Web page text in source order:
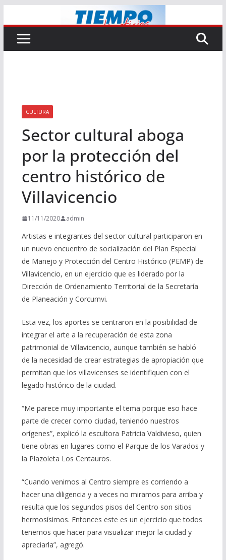
al
contenido
CULTURA
Sector cultural aboga
por la protección del
centro histórico de
Villavicencio
11/11/2020 admin
Artistas e integrantes del sector cultural participaron en
un nuevo encuentro de socialización del Plan Especial
de Manejo y Protección del Centro Histórico (PEMP) de
Villavicencio, en un ejercicio que es liderado por la
Dirección de Ordenamiento Territorial de la Secretaría
de Planeación y Corcumvi.
Esta vez, los aportes se centraron en la posibilidad de
integrar el arte a la recuperación de esta zona
patrimonial de Villavicencio, aunque también se habló
de la necesidad de crear estrategias de apropiación que
permitan que los villavicenses se identifiquen con el
legado histórico de la ciudad.
“Me parece muy importante el tema porque eso hace
parte de crecer como ciudad, teniendo nuestros
orígenes”, explicó la escultora Patricia Valdivieso, quien
tiene obras en lugares como el Parque de los Varados y
la Plazoleta Los Centauros.
“Cuando venimos al Centro siempre es corriendo a
hacer una diligencia y a veces no miramos para arriba y
resulta que los segundos pisos del Centro son sitios
hermosísimos. Entonces este es un ejercicio que todos
tenemos que hacer para visualizar mejor la ciudad y
apreciarla”, agregó.